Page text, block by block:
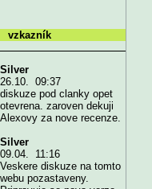
vzkazník
Silver
26.10. 09:37
diskuze pod clanky opet
otevrena. zaroven dekuji
Alexovy za nove recenze.
Silver
09.04. 11:16
Veskere diskuze na tomto
webu pozastaveny.